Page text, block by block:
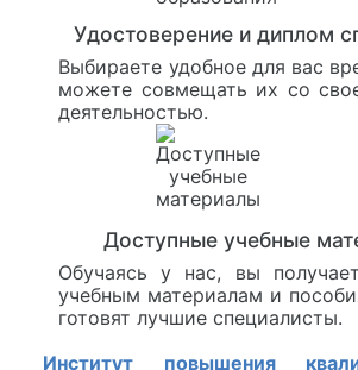
Удостоверение и диплом
Выбираете удобное для вас
можете совмещать их со
деятельностью.
Доступные учебные
Обучаясь у нас, вы
учебным материалам и
готовят лучшие специалисты.
Институт повышения